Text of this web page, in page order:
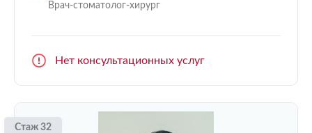
Врач-стоматолог-хирург
Нет консультационных услуг
Стаж 32